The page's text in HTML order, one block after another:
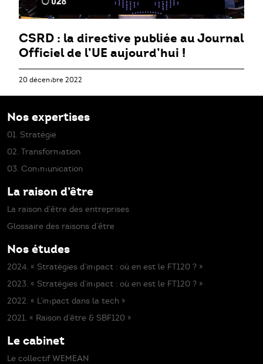
CSRD : la directive publiée au Journal
Officiel de l’UE aujourd’hui !
20 décembre 2022
Nos expertises
01. Stratégie
02. Transformation
03. Communication
La raison d’être
La raison d’être des entreprises
Glossaire des raisons d’être
Nos études
2024. « Stratégies d’impact : où en est le FT120 ? »
2023. « Stratégies d’impact : où en est le FT120 ? »
2022. « L’impact dans la tech »
2021. « Raison d’être & SBF120 »
Le cabinet
Le collectif WEMEAN